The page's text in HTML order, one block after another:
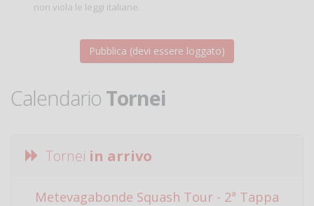
non viola le leggi italiane.
Calendario Tornei
Tornei in arrivo
Metevagabonde Squash Tour - 2ª Tappa